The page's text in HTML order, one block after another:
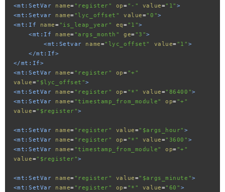
<mt:SetVar name= "register" op= "-" value="1" >
<mt:Setvar
name= "lyc_offset" value="0">
<mt:If
name= "is_leap_year" eq= "1">
<mt:If
name= "args_month" ge= "3">
<mt:Setvar
name="lyc_offset" value= "1" >
</mt:If>
</mt:If>
<mt:SetVar
name= "register" op= "+"
value="$lyc_offset">
<mt:SetVar
name= "register" op= "*" value="86400">
<mt:SetVar
name= "timestamp_from_module" op= "+"
value="$register">
<mt:SetVar name= "register" value="$args_hour">
<mt:SetVar
name= "register" op= "*" value="3600" >
<mt:SetVar
name= "timestamp_from_module" op= "+"
value="$register">
<mt:SetVar name= "register" value="$args_minute">
<mt:SetVar
name= "register" op= "*" value="60" >